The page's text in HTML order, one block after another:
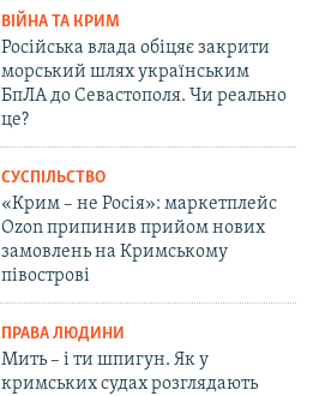
ВІЙНА ТА КРИМ
Російська влада обіцяє закрити
морський шлях українським
БпЛА до Севастополя. Чи реально
це?
СУСПІЛЬСТВО
«Крим – не Росія»: маркетплейс
Ozon припинив прийом нових
замовлень на Кримському
півострові
ПРАВА ЛЮДИНИ
Мить – і ти шпигун. Як у
кримських судах розглядають